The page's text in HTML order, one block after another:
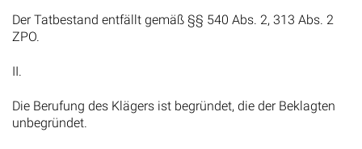
Der Tatbestand entfällt gemäß §§ 540 Abs. 2, 313 Abs. 2
ZPO.
II.
Die Berufung des Klägers ist begründet, die der Beklagten
unbegründet.